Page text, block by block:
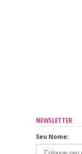
NEWSLETTER
Seu Nome: